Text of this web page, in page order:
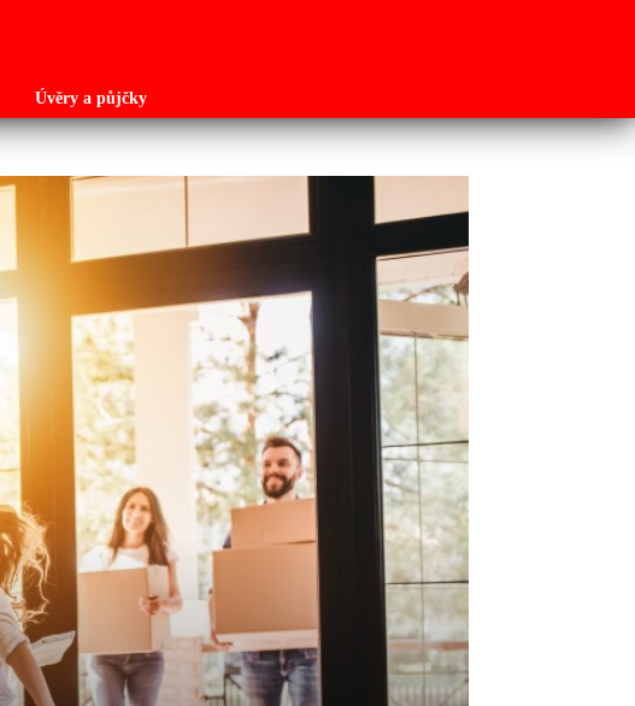
Úvěry a půjčky